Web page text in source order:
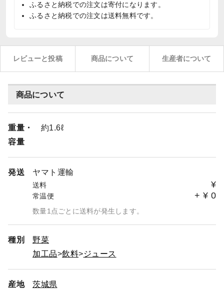
ふるさと納税での注文は寄付になります。
ふるさと納税での注文は送料無料です。
レビューと投稿 商品について 生産者について
商品について
重量・
容量
約1.6ℓ
発送 ヤマト運輸
送料 ¥
常温便 + ¥ 0
数量1点ごとに送料が発生します。
種別
野菜
加工品
飲料 ジュース
産地 茨城県